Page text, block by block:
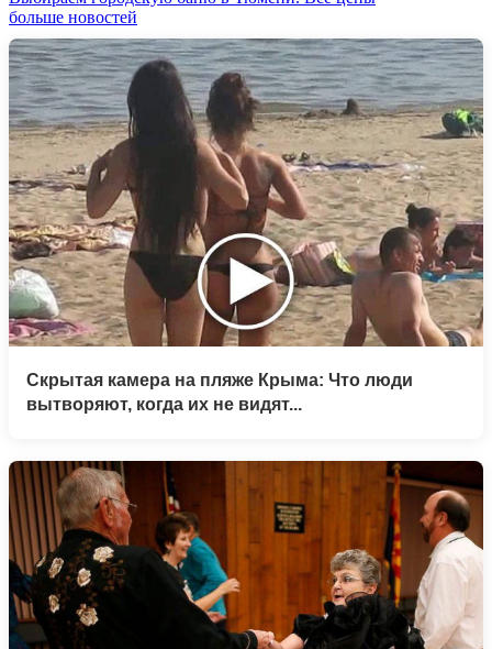
больше новостей
Скрытая камера на пляже Крыма: Что люди
вытворяют, когда их не видят...